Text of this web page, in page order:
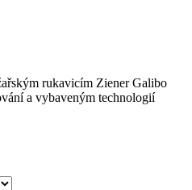
rukavicím Ziener Galibo
a vybaveným technologií